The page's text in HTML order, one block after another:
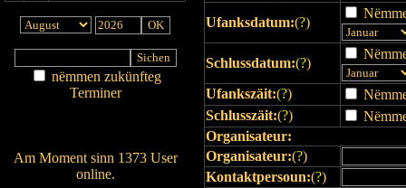
nëmmen zukünfteg
Terminer
Am Moment sinn 1373 User
online.
Ufanksdatum:(?)
Schlussdatum:(?)
Ufankszäit:(?)
Schlusszäit:(?)
Organisateur:
Organisateur:(?)
Kontaktpersoun:(?)